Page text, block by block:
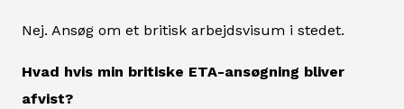
Nej. Ansøg om et britisk arbejdsvisum i stedet.
Hvad hvis min britiske ETA-ansøgning bliver
afvist?